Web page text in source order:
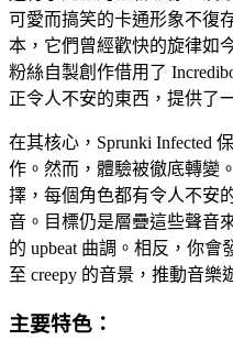
可愛而搞笑的卡通形象不復
本，它們曾經歡快的旋律如
粉絲自製創作借用了
正令人不安的東西，提供了
在其核心，Sprunki Infected
作。然而，體驗被徹底轉變
擇，每個角色都有令人不安
音。目標仍是層疊這些聲音
的 upbeat 曲調。相反，你
至 creepy 的音景，推動音樂
主要特色：